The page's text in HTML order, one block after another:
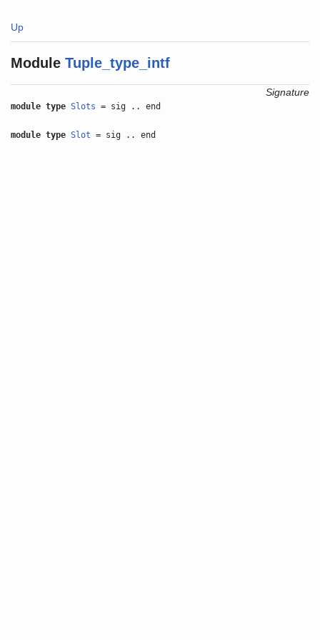
Up
Module Tuple_type_intf
Signature
module type Slots = sig .. end
module type Slot = sig .. end